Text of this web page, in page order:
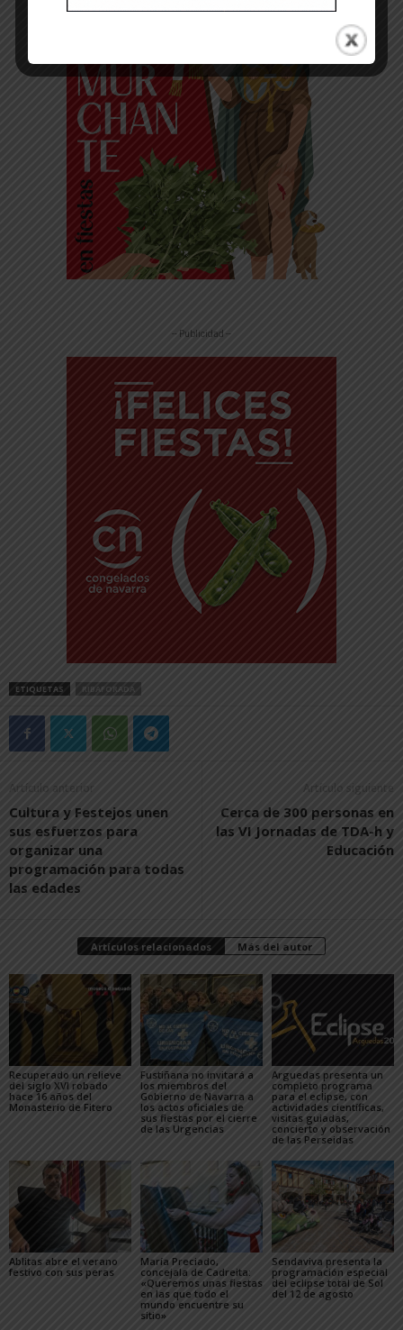
-- Publicidad --
ETIQUETAS RIBAFORADA
Artículo anterior
Cultura y Festejos unen
sus esfuerzos para
organizar una
programación para todas
las edades
Artículo siguiente
Cerca de 300 personas en
las VI Jornadas de TDA-h y
Educación
Artículos relacionados Más del autor
Recuperado un relieve
del siglo XVI robado
hace 16 años del
Monasterio de Fitero
Fustiñana no invitará a
los miembros del
Gobierno de Navarra a
los actos oficiales de
sus fiestas por el cierre
de las Urgencias
Arguedas presenta un
completo programa
para el eclipse, con
actividades científicas,
visitas guiadas,
concierto y observación
de las Perseidas
Ablitas abre el verano
festivo con sus peras
María Preciado,
concejala de Cadreita:
«Queremos unas fiestas
en las que todo el
mundo encuentre su
sitio»
Sendaviva presenta la
programación especial
del eclipse total de Sol
del 12 de agosto